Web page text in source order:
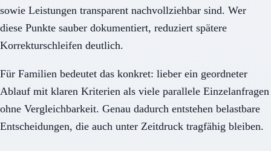
sowie Leistungen transparent nachvollziehbar sind. Wer
diese Punkte sauber dokumentiert, reduziert spätere
Korrekturschleifen deutlich.
Für Familien bedeutet das konkret: lieber ein geordneter
Ablauf mit klaren Kriterien als viele parallele Einzelanfragen
ohne Vergleichbarkeit. Genau dadurch entstehen belastbare
Entscheidungen, die auch unter Zeitdruck tragfähig bleiben.